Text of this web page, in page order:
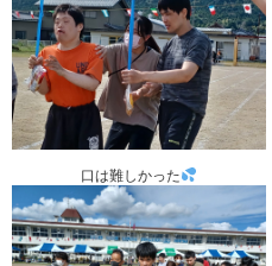
口は難しかった